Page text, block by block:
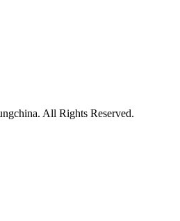
All Rights Reserved.